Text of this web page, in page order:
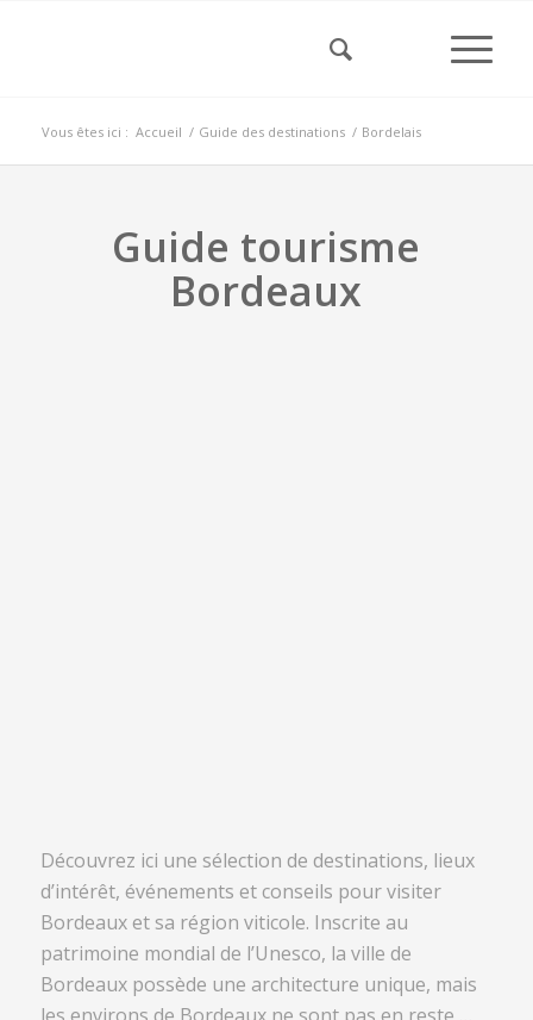
Vous êtes ici : Accueil / Guide des destinations / Bordelais
Guide tourisme
Bordeaux
Découvrez ici une sélection de destinations, lieux
d’intérêt, événements et conseils pour visiter
Bordeaux et sa région viticole. Inscrite au
patrimoine mondial de l’Unesco, la ville de
Bordeaux possède une architecture unique, mais